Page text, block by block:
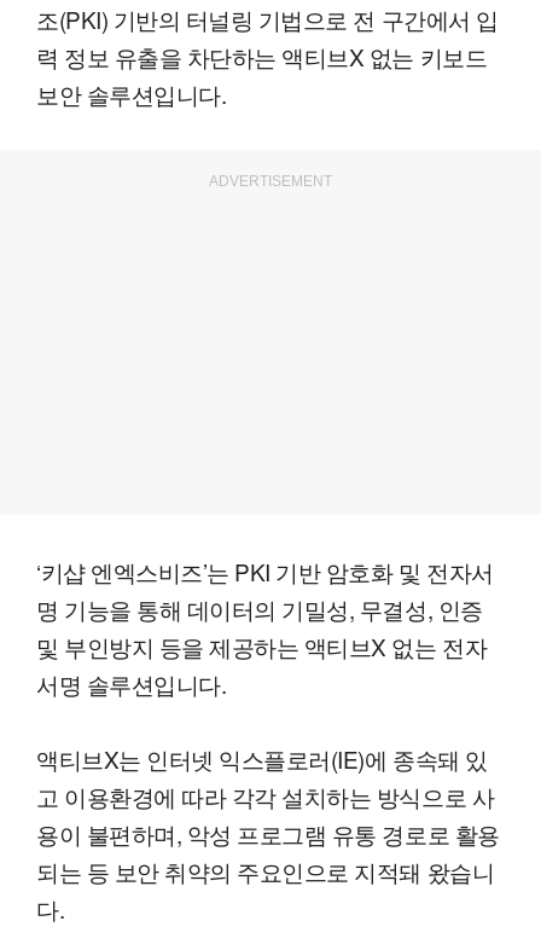
조(PKI) 기반의 터널링 기법으로 전 구간에서 입
력 정보 유출을 차단하는 액티브X 없는 키보드
보안 솔루션입니다.
ADVERTISEMENT
‘키샵 엔엑스비즈’는 PKI 기반 암호화 및 전자서
명 기능을 통해 데이터의 기밀성, 무결성, 인증
및 부인방지 등을 제공하는 액티브X 없는 전자
서명 솔루션입니다.
액티브X는 인터넷 익스플로러(IE)에 종속돼 있
고 이용환경에 따라 각각 설치하는 방식으로 사
용이 불편하며, 악성 프로그램 유통 경로로 활용
되는 등 보안 취약의 주요인으로 지적돼 왔습니
다.